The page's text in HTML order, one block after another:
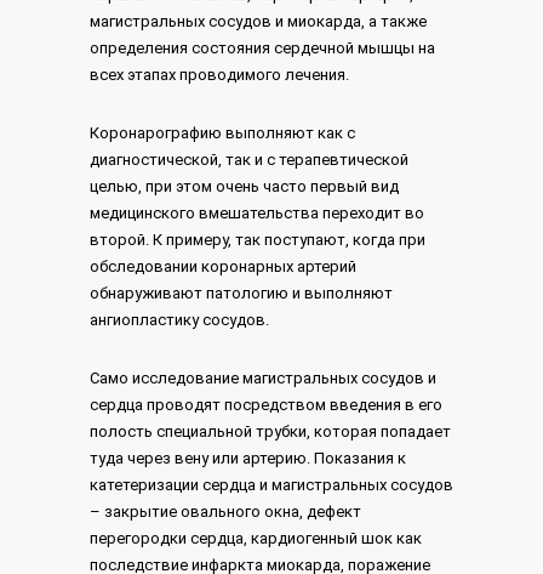
магистральных сосудов и миокарда, а также
определения состояния сердечной мышцы на
всех этапах проводимого лечения.
Коронарографию выполняют как с
диагностической, так и с терапевтической
целью, при этом очень часто первый вид
медицинского вмешательства переходит во
второй. К примеру, так поступают, когда при
обследовании коронарных артерий
обнаруживают патологию и выполняют
ангиопластику сосудов.
Само исследование магистральных сосудов и
сердца проводят посредством введения в его
полость специальной трубки, которая попадает
туда через вену или артерию. Показания к
катетеризации сердца и магистральных сосудов
– закрытие овального окна, дефект
перегородки сердца, кардиогенный шок как
последствие инфаркта миокарда, поражение